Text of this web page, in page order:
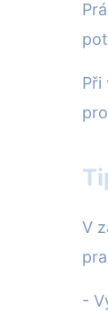
Při
V
-